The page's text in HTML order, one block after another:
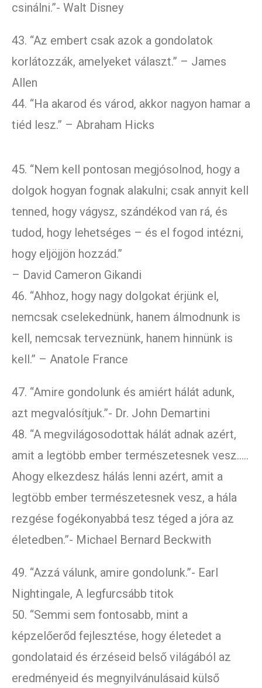
csinálni.”- Walt Disney
43. “Az embert csak azok a gondolatok
korlátozzák, amelyeket választ.” – James
Allen
44. “Ha akarod és várod, akkor nagyon hamar a
tiéd lesz.” – Abraham Hicks
45. “Nem kell pontosan megjósolnod, hogy a
dolgok hogyan fognak alakulni; csak annyit kell
tenned, hogy vágysz, szándékod van rá, és
tudod, hogy lehetséges – és el fogod intézni,
hogy eljöjjön hozzád.”
– David Cameron Gikandi
46. “Ahhoz, hogy nagy dolgokat érjünk el,
nemcsak cselekednünk, hanem álmodnunk is
kell, nemcsak terveznünk, hanem hinnünk is
kell.” – Anatole France
47. “Amire gondolunk és amiért hálát adunk,
azt megvalósítjuk.”- Dr. John Demartini
48. “A megvilágosodottak hálát adnak azért,
amit a legtöbb ember természetesnek vesz…..
Ahogy elkezdesz hálás lenni azért, amit a
legtöbb ember természetesnek vesz, a hála
rezgése fogékonyabbá tesz téged a jóra az
életedben.”- Michael Bernard Beckwith
49. “Azzá válunk, amire gondolunk.”- Earl
Nightingale, A legfurcsább titok
50. “Semmi sem fontosabb, mint a
képzelőerőd fejlesztése, hogy életedet a
gondolataid és érzéseid belső világából az
eredményeid és megnyilvánulásaid külső